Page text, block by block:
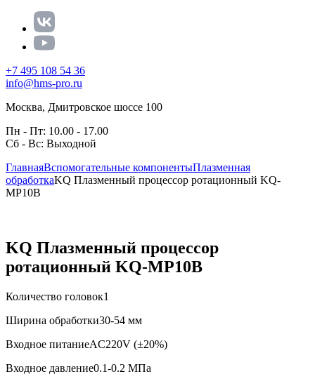
+7 495 108 54 36
info@hms-pro.ru
Москва, Дмитровское шоссе 100
Пн - Пт: 10.00 - 17.00
Сб - Вс: Выходной
ГлавнаяВспомогательные компонентыПлазменная
обработкаKQ Плазменный процессор ротационный KQ-
MP10B
KQ Плазменный процессор
ротационный KQ-MP10B
Количество головок1
Ширина обработки30-54 мм
Входное питаниеAC220V (±20%)
Входное давление0.1-0.2 МПа